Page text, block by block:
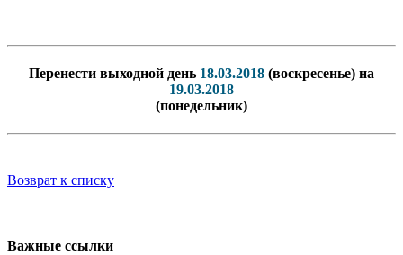
Перенести выходной день 18.03.2018 (воскресенье) на
19.03.2018
(понедельник)
Возврат к списку
Важные ссылки